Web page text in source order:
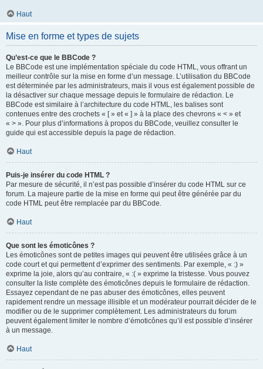
Haut
Mise en forme et types de sujets
Qu’est-ce que le BBCode ?
Le BBCode est une implémentation spéciale du code HTML, vous offrant un
meilleur contrôle sur la mise en forme d’un message. L’utilisation du BBCode
est déterminée par les administrateurs, mais il vous est également possible de
la désactiver sur chaque message depuis le formulaire de rédaction. Le
BBCode est similaire à l’architecture du code HTML, les balises sont
contenues entre des crochets « [ » et « ] » à la place des chevrons « < » et
« > ». Pour plus d’informations à propos du BBCode, veuillez consulter le
guide qui est accessible depuis la page de rédaction.
Haut
Puis-je insérer du code HTML ?
Par mesure de sécurité, il n’est pas possible d’insérer du code HTML sur ce
forum. La majeure partie de la mise en forme qui peut être générée par du
code HTML peut être remplacée par du BBCode.
Haut
Que sont les émoticônes ?
Les émoticônes sont de petites images qui peuvent être utilisées grâce à un
code court et qui permettent d’exprimer des sentiments. Par exemple, « :) »
exprime la joie, alors qu’au contraire, « :( » exprime la tristesse. Vous pouvez
consulter la liste complète des émoticônes depuis le formulaire de rédaction.
Essayez cependant de ne pas abuser des émoticônes, elles peuvent
rapidement rendre un message illisible et un modérateur pourrait décider de le
modifier ou de le supprimer complètement. Les administrateurs du forum
peuvent également limiter le nombre d’émoticônes qu’il est possible d’insérer
à un message.
Haut